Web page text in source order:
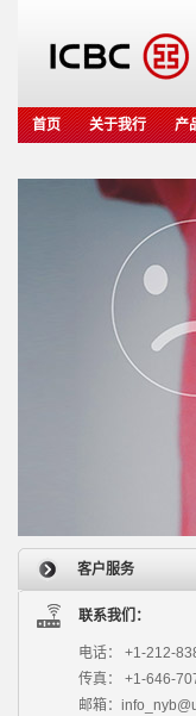
首页 关于我行 产
客户服务
联系我们：
电话： +1-212-
传真： +1-646-
邮箱：